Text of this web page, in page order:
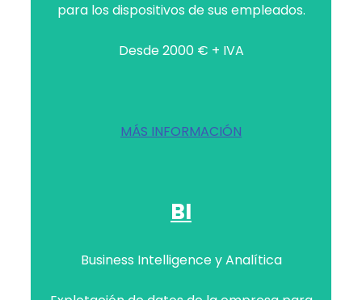
para los dispositivos de sus empleados.
Desde 2000 € + IVA
MÁS INFORMACIÓN
BI
Business Intelligence y Analítica